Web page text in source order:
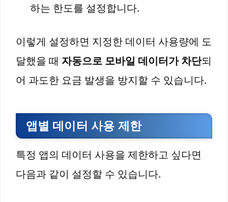
하는 한도를 설정합니다.
이렇게 설정하면 지정한 데이터 사용량에 도
달했을 때 자동으로 모바일 데이터가 차단되
어 과도한 요금 발생을 방지할 수 있습니다.
앱별 데이터 사용 제한
특정 앱의 데이터 사용을 제한하고 싶다면
다음과 같이 설정할 수 있습니다.